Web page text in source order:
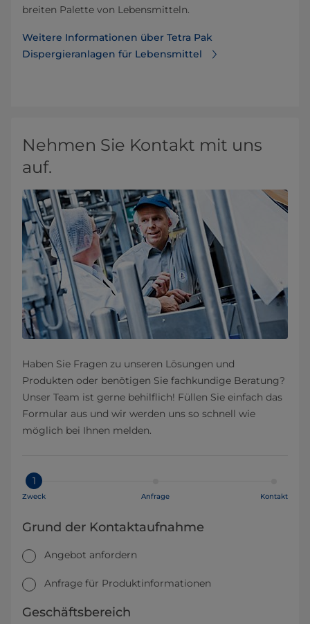
breiten Palette von Lebensmitteln.
Weitere Informationen über Tetra Pak
Dispergieranlagen für Lebensmittel
Nehmen Sie Kontakt mit uns
auf.
Haben Sie Fragen zu unseren Lösungen und
Produkten oder benötigen Sie fachkundige Beratung?
Unser Team ist gerne behilflich! Füllen Sie einfach das
Formular aus und wir werden uns so schnell wie
möglich bei Ihnen melden.
1
Zweck Anfrage Kontakt
Grund der Kontaktaufnahme
Angebot anfordern
Anfrage für Produktinformationen
Geschäftsbereich